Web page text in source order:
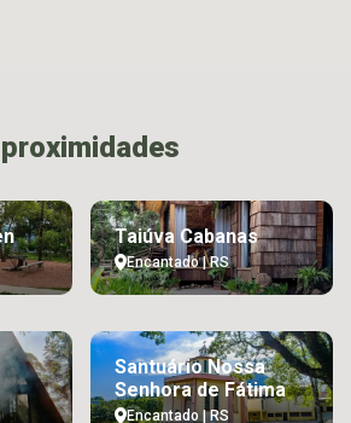
Taiúva Cabanas
Encantado | RS
Santuário Nossa
Senhora de Fátima
Encantado | RS